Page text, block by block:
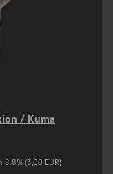
/ Kuma
8.8% (3,00 EUR)